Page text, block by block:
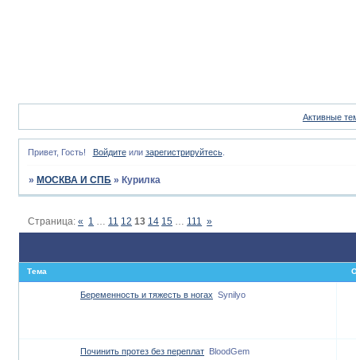
Активные
Привет, Гость! Войдитеили зарегистрируйтесь.
» МОСКВА И СПБ » Курилка
Страница:« 1 … 11 12 13 14 15 … 111 »
Тема
Беременность и тяжесть в ногах Synilyo
Починить протез без переплат BloodGem